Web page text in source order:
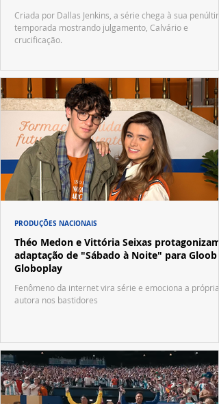
Criada por Dallas Jenkins, a série chega à sua
temporada mostrando julgamento, Calvário e
crucificação.
Théo Medon e Vittória Seixas protagonizam
adaptação de "Sábado à Noite" para Gloob e
Globoplay
Fenômeno da internet vira série e emociona a própria
autora nos bastidores
PRODUÇÕES NACIONAIS